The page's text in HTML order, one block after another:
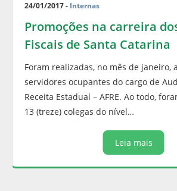
24/01/2017 - Internas
Promoções na carreira
Fiscais de Santa Catarina
Foram realizadas, no mês de janeiro,
servidores ocupantes do cargo de
Receita Estadual – AFRE. Ao todo,
13 (treze) colegas do nível…
Leia mais